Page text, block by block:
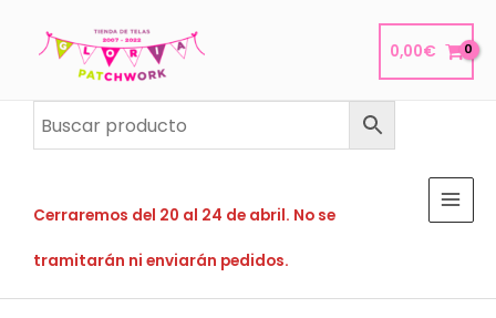
0,00€
Cerraremos del 20 al 24 de abril. No se
tramitarán ni enviarán pedidos.